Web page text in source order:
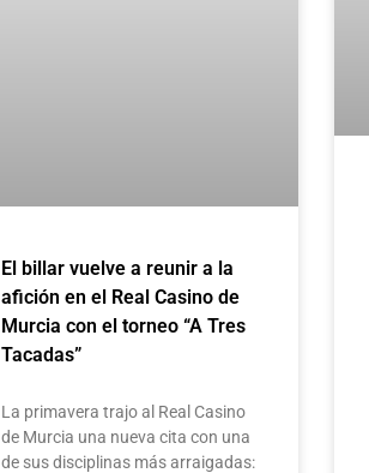
El billar vuelve a reunir a la
afición en el Real Casino de
Murcia con el torneo “A Tres
Tacadas”
La primavera trajo al Real Casino
de Murcia una nueva cita con una
de sus disciplinas más arraigadas: